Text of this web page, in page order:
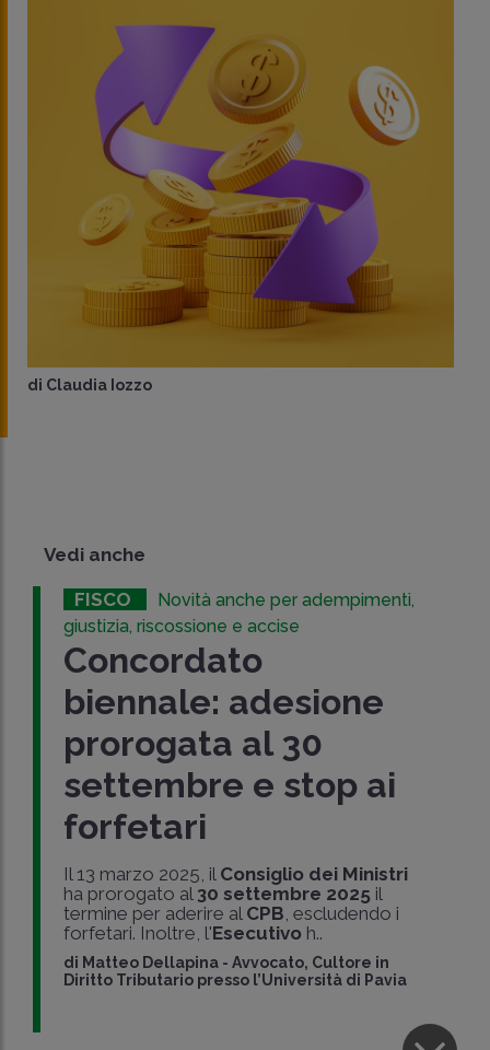
di Claudia Iozzo
Vedi anche
FISCO
Novità anche per adempimenti,
giustizia, riscossione e accise
Concordato
biennale: adesione
prorogata al 30
settembre e stop ai
forfetari
Il 13 marzo 2025, il Consiglio dei Ministri
ha prorogato al 30 settembre 2025 il
termine per aderire al CPB , escludendo i
forfetari. Inoltre, l'Esecutivo h..
di Matteo Dellapina -Avvocato, Cultore in
Diritto Tributario presso l’Università di Pavia